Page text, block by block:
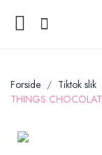
Forside Tiktok slik
THINGS